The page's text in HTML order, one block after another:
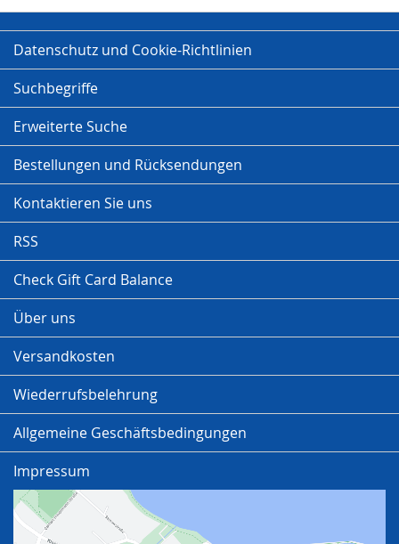
Datenschutz und Cookie-Richtlinien
Suchbegriffe
Erweiterte Suche
Bestellungen und Rücksendungen
Kontaktieren Sie uns
RSS
Check Gift Card Balance
Über uns
Versandkosten
Wiederrufsbelehrung
Allgemeine Geschäftsbedingungen
Impressum